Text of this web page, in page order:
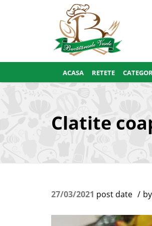
ACASA RETETE
Clatite
27/03/2021 post date by